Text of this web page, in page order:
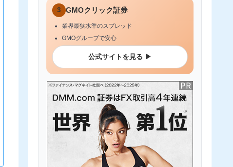
3 GMOクリック証券
業界最狭水準のスプレッド
GMOグループで安心
公式サイトを見る ▶